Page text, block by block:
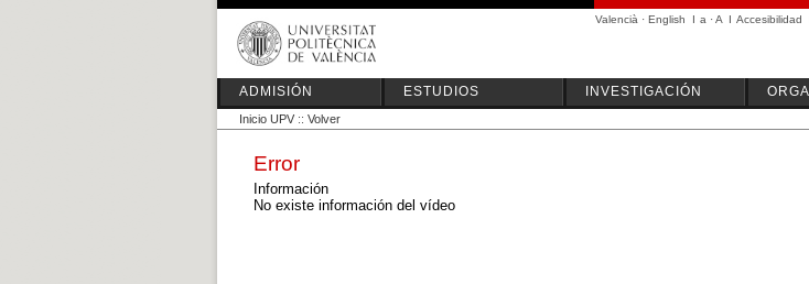
Valencià · English I a ·A I Accesibilidad
ADMISIÓN ESTUDIOS INVESTIGACIÓN
Inicio UPV :: Volver
Error
Información
No existe información del vídeo